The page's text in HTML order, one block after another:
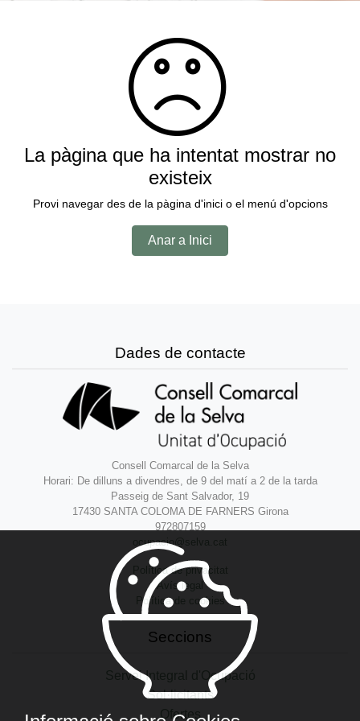
La pàgina que ha intentat mostrar no
existeix
Provi navegar des de la pàgina d'inici o el menú d'opcions
Anar a Inici
Dades de contacte
Consell Comarcal de la Selva
Horari: De dilluns a divendres, de 9 del matí a 2 de la tarda
Passeig de Sant Salvador, 19
17430 SANTA COLOMA DE FARNERS Girona
972807159
ocupacio@selva.cat
Política de privacitat
Avís legal
Política de cookies
Seccions
Servei Integral d'Ocupació
Sol·licitants
Ofertes